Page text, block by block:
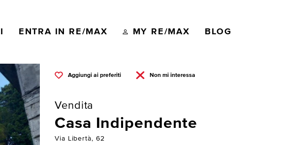
ENTRA IN RE/MAX MY RE/MAX BLOG
Aggiungi ai preferiti Non mi interessa
Vendita
Casa Indipendente
Via Libertà, 62